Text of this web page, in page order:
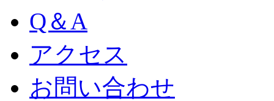
Q＆A
アクセス
お問い合わせ